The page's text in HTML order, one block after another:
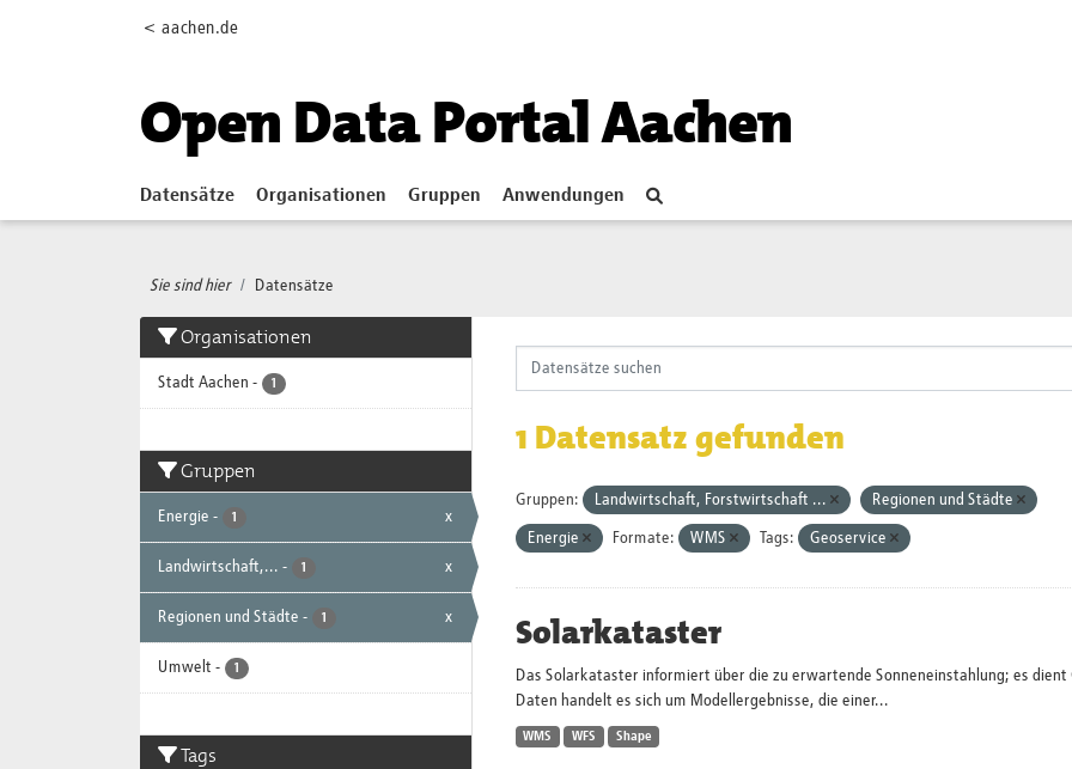
< aachen.de
Open Data Portal Aachen
Datensätze Organisationen Gruppen Anwendungen
Sie sind hier Datensätze
Organisationen
Stadt Aachen - 1
Gruppen
Energie - 1 x
Landwirtschaft,... - 1 x
Regionen und Städte - 1 x
Umwelt - 1
Tags
1 Datensatz gefunden
Gruppen: Landwirtschaft, Forstwirtschaft ... Regionen und Städte
Energie Formate: WMS Tags: Geoservice
Solarkataster
Das Solarkataster informiert über die zu erwartende Sonneneinstahlung; es
Daten handelt es sich um Modellergebnisse, die einer...
WMS WFS Shape